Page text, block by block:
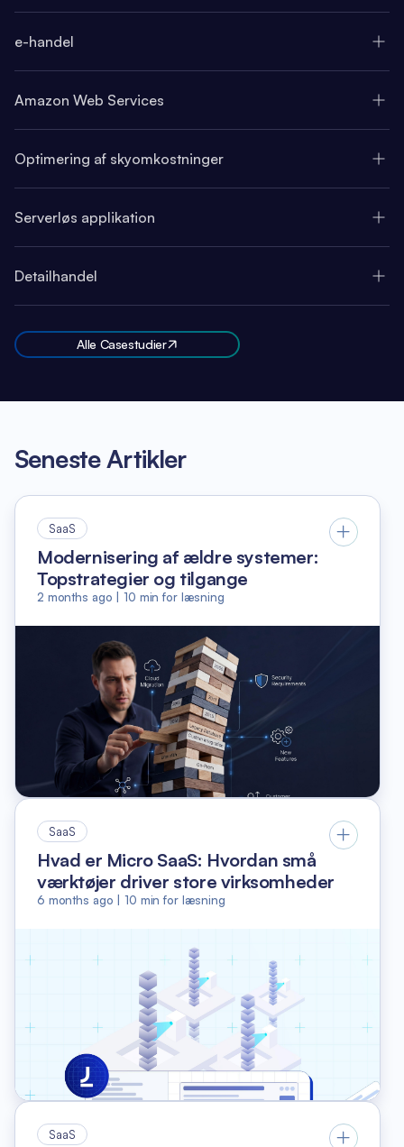
e-handel
Amazon Web Services
Optimering af skyomkostninger
Serverløs applikation
Detailhandel
Alle Casestudier
Seneste Artikler
SaaS
Modernisering af ældre systemer:
Topstrategier og tilgange
2 months ago |10 min for læsning
SaaS
Hvad er Micro SaaS: Hvordan små
værktøjer driver store virksomheder
6 months ago |10 min for læsning
SaaS